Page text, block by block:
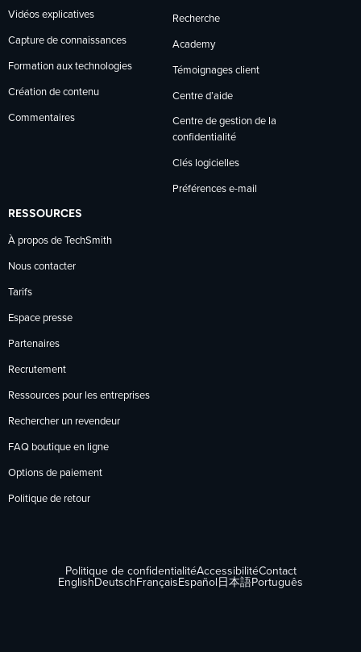
Vidéos explicatives
Capture de connaissances
Formation aux technologies
Création de contenu
Commentaires
Recherche
Academy
Témoignages client
Centre d’aide
Centre de gestion de la
confidentialité
Clés logicielles
Préférences e-mail
RESSOURCES
À propos de TechSmith
Nous contacter
Tarifs
Espace presse
Partenaires
Recrutement
Ressources pour les entreprises
Rechercher un revendeur
FAQ boutique en ligne
Options de paiement
Politique de retour
Politique de confidentialitéAccessibilitéContact
English Deutsch Français Español 日本語Português